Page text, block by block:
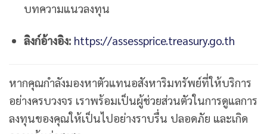
บทความแนวลงทุน
ลิงก์อ้างอิง: https://assessprice.treasury.go.th
หากคุณกำลังมองหาตัวแทนอสังหาริมทรัพย์ที่ให้บริการ
อย่างครบวงจร เราพร้อมเป็นผู้ช่วยส่วนตัวในการดูแลการ
ลงทุนของคุณให้เป็นไปอย่างราบรื่น ปลอดภัย และเกิด